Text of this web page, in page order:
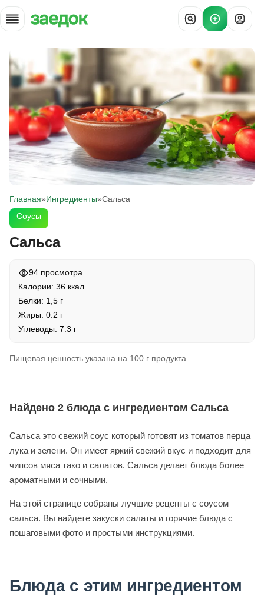
Главная»Ингредиенты»Сальса
Соусы
Сальса
94 просмотра
Калории: 36 ккал
Белки: 1,5 г
Жиры: 0.2 г
Углеводы: 7.3 г
Пищевая ценность указана на 100 г продукта
Найдено 2 блюда с ингредиентом Сальса
Сальса это свежий соус который готовят из томатов перца
лука и зелени. Он имеет яркий свежий вкус и подходит для
чипсов мяса тако и салатов. Сальса делает блюда более
ароматными и сочными.
На этой странице собраны лучшие рецепты с соусом
сальса. Вы найдете закуски салаты и горячие блюда с
пошаговыми фото и простыми инструкциями.
Блюда с этим ингредиентом